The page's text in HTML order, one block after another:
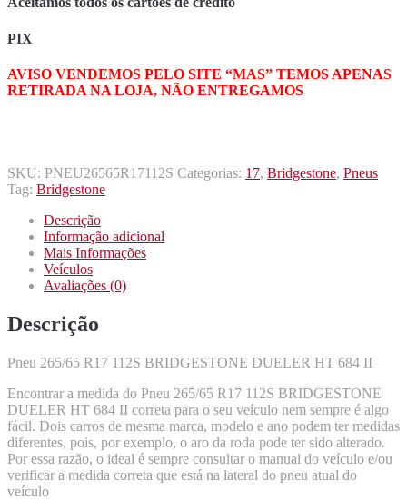
PIX
AVISO VENDEMOS PELO SITE “MAS” TEMOS APENAS
RETIRADA NA LOJA, NÃO ENTREGAMOS
SKU: PNEU26565R17112S Categorias: 17, Bridgestone, Pneus
Tag: Bridgestone
Descrição
Informação adicional
Mais Informações
Veículos
Avaliações (0)
Descrição
Pneu 265/65 R17 112S BRIDGESTONE DUELER HT 684 II
Encontrar a medida do Pneu 265/65 R17 112S BRIDGESTONE
DUELER HT 684 II correta para o seu veículo nem sempre é algo
fácil. Dois carros de mesma marca, modelo e ano podem ter medidas
diferentes, pois, por exemplo, o aro da roda pode ter sido alterado.
Por essa razão, o ideal é sempre consultar o manual do veículo e/ou
verificar a medida correta que está na lateral do pneu atual do
veículo